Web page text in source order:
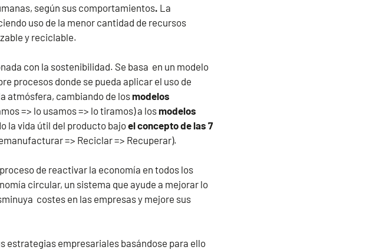
según sus comportamientos. La
uso de la menor cantidad de recursos
y reciclable.
con la sostenibilidad. Se basa en un modelo
procesos donde se pueda aplicar el uso de
atmósfera, cambiando de losmodelos
=> lo usamos => lo tiramos) a losmodelos
la vida útil del producto bajoel concepto de las 7
=> Reciclar => Recuperar).
de reactivar la economía en todos los
circular, un sistema que ayude a mejorar lo
costes en las empresas y mejore sus
estrategias empresariales basándose para ello